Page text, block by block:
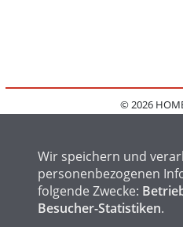
© 2026
FAQ
Wir speichern und
personenbezogenen
folgende Zwecke:
Besucher-Statistiken.